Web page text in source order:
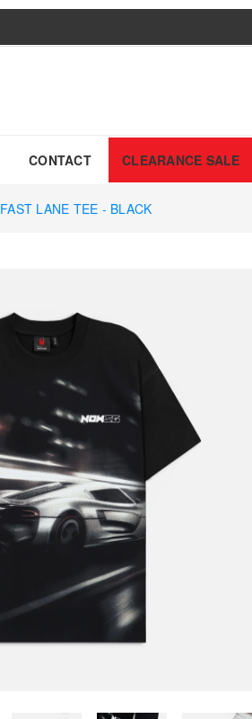
CONTACT CLEARANCE SALE
FAST LANE TEE - BLACK